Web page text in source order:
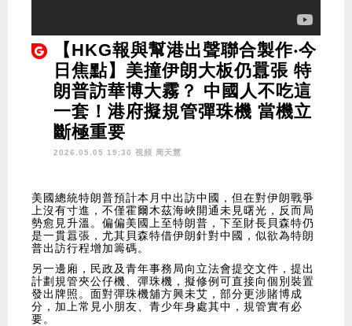
【HKG報與幫港出聲聯合製作‧今
日焦點】美撞伊朗大板仍囂張 特
朗普訪華博大霧？ 中國人不吃這
一套！港府擬規管彈珠機 當機立
斷極重要
2026.05.05 19:30 視頻 周天慧
美國總統特朗普預計本月中出訪中國，但在對伊朗戰爭
上沒有寸進，不僅霍爾木茲海峽開通未見曙光，反而局
勢愈見升溫。偏偏美國上至特朗普，下至財長貝森特仍
是一貫囂張，尤其貝森特借伊朗針對中國，似欲為特朗
普出訪行程增加籌碼。
另一邊廂，民政及青年事務局向立法會提交文件，提出
計劃規管夾公仔機、彈珠機，擬修例可直接向個別裝置
發出牌照。面對彈珠機舖方興未艾，部分更涉賭博成
分，加上常見小朋友、青少年身處其中，規管實有必
要。